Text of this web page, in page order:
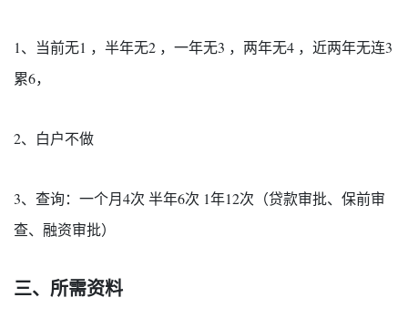
1、当前无1 ，半年无2 ，一年无3 ，两年无4 ，近两年无连3
累6，
2、白户不做
3、查询：一个月4次 半年6次 1年12次（贷款审批、保前审
查、融资审批）
三、所需资料